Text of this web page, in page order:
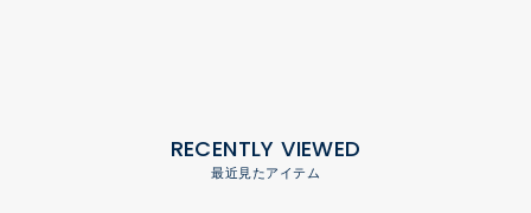
RECENTLY VIEWED
最近見たアイテム